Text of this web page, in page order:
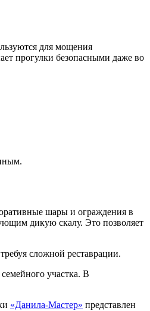
для мощения
прогулки безопасными даже во
шары и ограждения в
дикую скалу. Это позволяет
сложной реставрации.
участка. В
«Данила-Мастер» представлен